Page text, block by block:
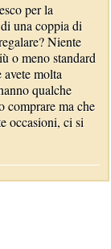
per la
una coppia di
Niente
o meno standard
avete molta
qualche
comprare ma che
occasioni, ci si